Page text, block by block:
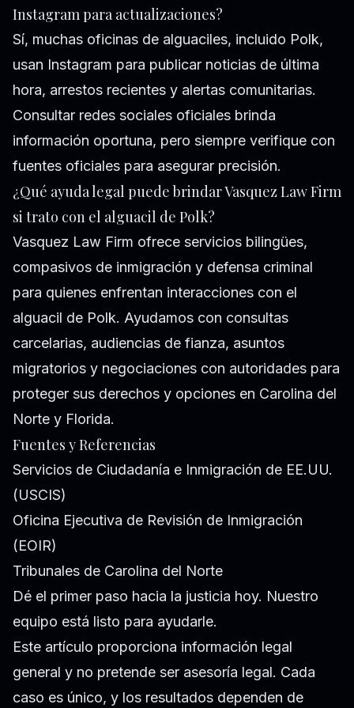
Instagram para actualizaciones?
Sí, muchas oficinas de alguaciles, incluido Polk,
usan Instagram para publicar noticias de última
hora, arrestos recientes y alertas comunitarias.
Consultar redes sociales oficiales brinda
información oportuna, pero siempre verifique con
fuentes oficiales para asegurar precisión.
¿Qué ayuda legal puede brindar Vasquez Law Firm
si trato con el alguacil de Polk?
Vasquez Law Firm ofrece servicios bilingües,
compasivos de inmigración y defensa criminal
para quienes enfrentan interacciones con el
alguacil de Polk. Ayudamos con consultas
carcelarias, audiencias de fianza, asuntos
migratorios y negociaciones con autoridades para
proteger sus derechos y opciones en Carolina del
Norte y Florida.
Fuentes y Referencias
Servicios de Ciudadanía e Inmigración de EE.UU.
(USCIS)
Oficina Ejecutiva de Revisión de Inmigración
(EOIR)
Tribunales de Carolina del Norte
Dé el primer paso hacia la justicia hoy. Nuestro
equipo está listo para ayudarle.
Este artículo proporciona información legal
general y no pretende ser asesoría legal. Cada
caso es único, y los resultados dependen de